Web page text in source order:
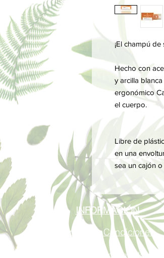
¡El champú
Hecho con
y arcilla
ergonómico
el cuerpo.
Libre de
en una
sea un cajón
INFORMACIÓN
Términos y Condiciones
Política de privacidad